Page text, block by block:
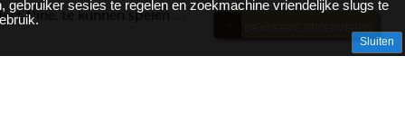
sesies te regelen en zoekmachine vriendelijke slugs te
Sluiten
Nine, te kunnen spelen …..